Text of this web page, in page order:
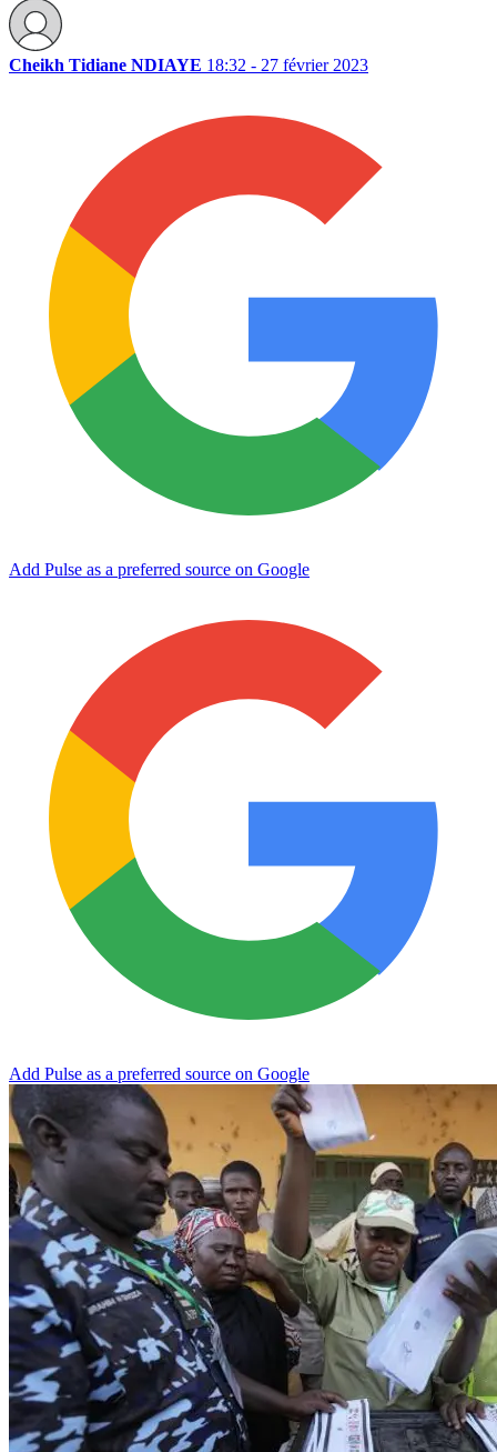
Cheikh Tidiane NDIAYE 18:32 - 27 février 2023
Add Pulse as a preferred source on Google
Add Pulse as a preferred source on Google